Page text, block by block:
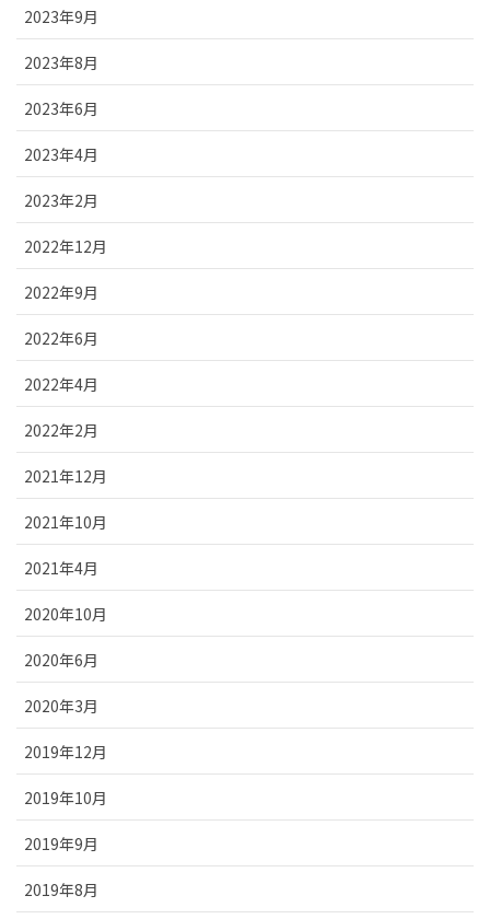
2023年9月
2023年8月
2023年6月
2023年4月
2023年2月
2022年12月
2022年9月
2022年6月
2022年4月
2022年2月
2021年12月
2021年10月
2021年4月
2020年10月
2020年6月
2020年3月
2019年12月
2019年10月
2019年9月
2019年8月